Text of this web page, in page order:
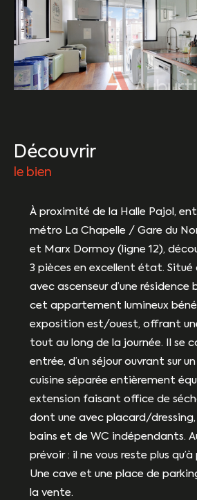
découvrir
le bien
À proximité de la Halle Pajol,
métro La Chapelle / Gare du
et Marx Dormoy (ligne 12),
3 pièces en excellent état. Situé
avec ascenseur d’une résidence
cet appartement lumineux
exposition est/ouest, offrant
tout au long de la journée. Il se
entrée, d’un séjour ouvrant sur
cuisine séparée entièrement
extension faisant office de
dont une avec placard/dressing,
bains et de WC indépendants.
prévoir : il ne vous reste plus qu’à
Une cave et une place de
la vente.